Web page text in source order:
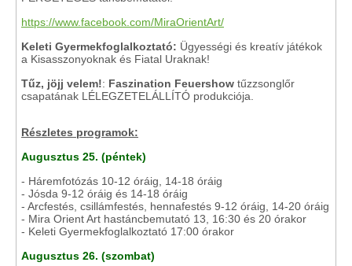
https://www.facebook.com/MiraOrientArt/
Keleti Gyermekfoglalkoztató: Ügyességi és kreatív játékok
a Kisasszonyoknak és Fiatal Uraknak!
Tűz, jöjj velem!: Faszination Feuershow tűzzsonglőr
csapatának LÉLEGZETELÁLLÍTÓ produkciója.
Részletes programok:
Augusztus 25. (péntek)
- Háremfotózás 10-12 óráig, 14-18 óráig
- Jósda 9-12 óráig és 14-18 óráig
- Arcfestés, csillámfestés, hennafestés 9-12 óráig, 14-20 óráig
- Mira Orient Art hastáncbemutató 13, 16:30 és 20 órakor
- Keleti Gyermekfoglalkoztató 17:00 órakor
Augusztus 26. (szombat)